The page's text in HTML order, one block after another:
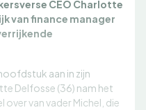
CEO Charlotte
van finance manager
aan in zijn
Delfosse (36) nam het
van vader Michel, die